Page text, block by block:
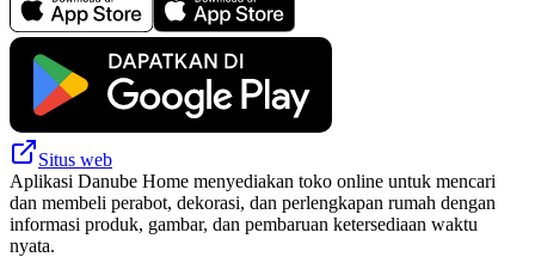
Situs web
Aplikasi Danube Home menyediakan toko online untuk mencari
dan membeli perabot, dekorasi, dan perlengkapan rumah dengan
informasi produk, gambar, dan pembaruan ketersediaan waktu
nyata.